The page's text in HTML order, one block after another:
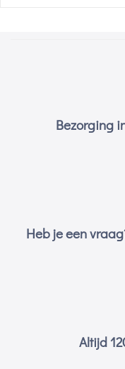
Bezorging
Heb je een
Altijd